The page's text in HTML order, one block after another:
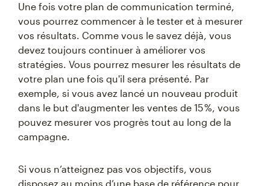
Une fois votre plan de communication terminé,
vous pourrez commencer à le tester et à mesurer
vos résultats. Comme vous le savez déjà, vous
devez toujours continuer à améliorer vos
stratégies. Vous pourrez mesurer les résultats de
votre plan une fois qu'il sera présenté. Par
exemple, si vous avez lancé un nouveau produit
dans le but d'augmenter les ventes de 15 %, vous
pouvez mesurer vos progrès tout au long de la
campagne.
Si vous n’atteignez pas vos objectifs, vous
disposez au moins d’une base de référence pour